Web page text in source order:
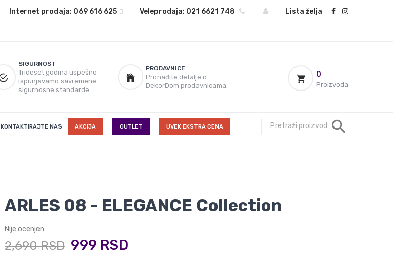
Internet prodaja: 069 616 625 Veleprodaja: 021 6621 748 Lista želja
SIGURNOST
Trideset godina uspešno
ispunjavamo savremene
sigurnosne standarde.
PRODAVNICE
Pronađite detalje o
DekorDom prodavnicama.
0
Proizvoda
KONTAKTIRAJTE NAS AKCIJA OUTLET UVEK EKSTRA CENA
ARLES 08 - ELEGANCE Collection
Nije ocenjen
2,690 RSD 999 RSD